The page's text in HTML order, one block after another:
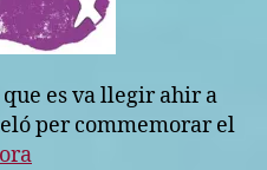
es va llegir ahir a
per commemorar el